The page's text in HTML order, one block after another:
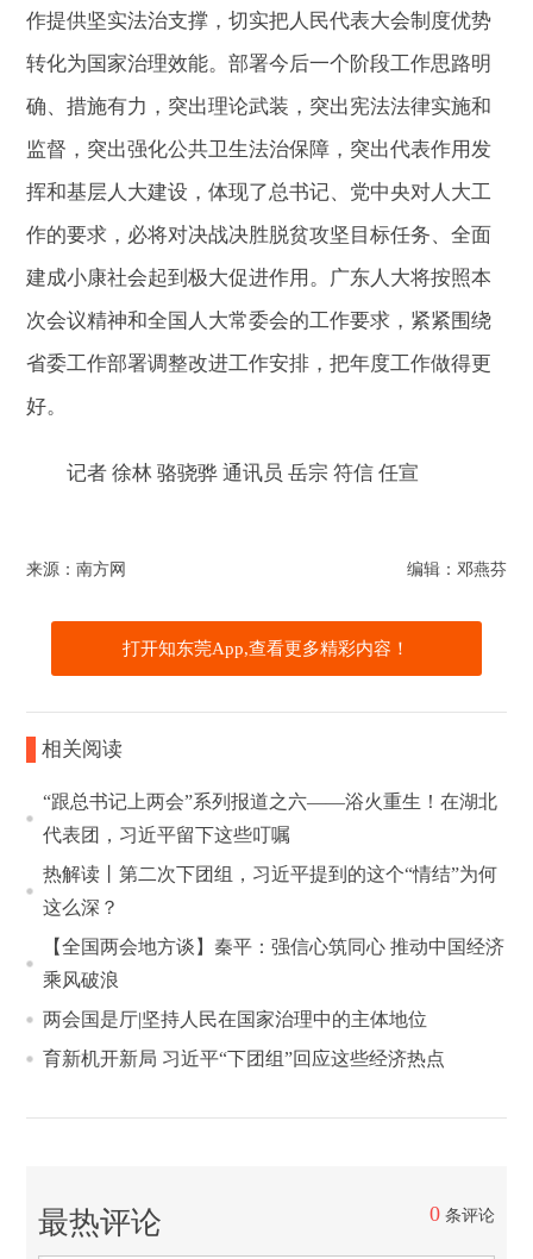
作提供坚实法治支撑，切实把人民代表大会制度优势
转化为国家治理效能。部署今后一个阶段工作思路明
确、措施有力，突出理论武装，突出宪法法律实施和
监督，突出强化公共卫生法治保障，突出代表作用发
挥和基层人大建设，体现了总书记、党中央对人大工
作的要求，必将对决战决胜脱贫攻坚目标任务、全面
建成小康社会起到极大促进作用。广东人大将按照本
次会议精神和全国人大常委会的工作要求，紧紧围绕
省委工作部署调整改进工作安排，把年度工作做得更
好。
记者 徐林 骆骁骅 通讯员 岳宗 符信 任宣
来源：南方网 编辑：邓燕芬
打开知东莞App,查看更多精彩内容！
相关阅读
“跟总书记上两会”系列报道之六——浴火重生！在湖北
代表团，习近平留下这些叮嘱
热解读丨第二次下团组，习近平提到的这个“情结”为何
这么深？
【全国两会地方谈】秦平：强信心筑同心 推动中国经济
乘风破浪
两会国是厅|坚持人民在国家治理中的主体地位
育新机开新局 习近平“下团组”回应这些经济热点
最热评论 0 条评论